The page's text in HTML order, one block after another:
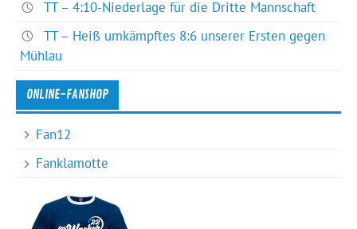
TT – 4:10-Niederlage für die Dritte Mannschaft
TT – Heiß umkämpftes 8:6 unserer Ersten gegen
Mühlau
ONLINE-FANSHOP
Fan12
Fanklamotte